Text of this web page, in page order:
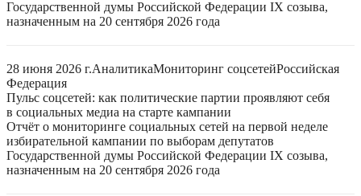
Государственной думы Российской Федерации IX созыва,
назначенным на 20 сентября 2026 года
28 июня 2026 г.АналитикаМониторинг соцсетейРоссийская
Федерация
Пульс соцсетей: как политические партии проявляют себя
в социальных медиа на старте кампании
Отчёт о мониторинге социальных сетей на первой неделе
избирательной кампании по выборам депутатов
Государственной думы Российской Федерации IX созыва,
назначенным на 20 сентября 2026 года